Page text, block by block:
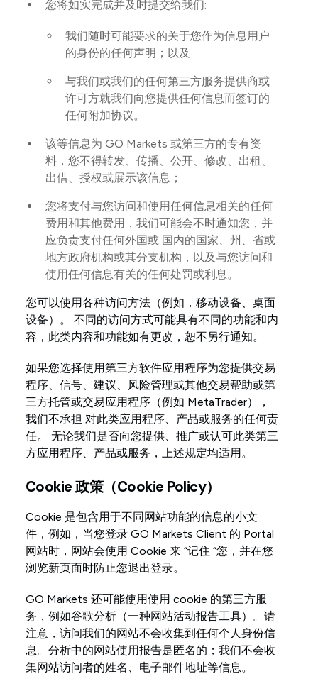
您将如实完成并及时提交给我们:
我们随时可能要求的关于您作为信息用户
的身份的任何声明；以及
与我们或我们的任何第三方服务提供商或
许可方就我们向您提供任何信息而签订的
任何附加协议。
该等信息为 GO Markets 或第三方的专有资
料，您不得转发、传播、公开、修改、出租、
出借、授权或展示该信息；
您将支付与您访问和使用任何信息相关的任何
费用和其他费用，我们可能会不时通知您，并
应负责支付任何外国或 国内的国家、州、省或
地方政府机构或其分支机构，以及与您访问和
使用任何信息有关的任何处罚或利息。
您可以使用各种访问方法（例如，移动设备、桌面
设备）。 不同的访问方式可能具有不同的功能和内
容，此类内容和功能如有更改，恕不另行通知。
如果您选择使用第三方软件应用程序为您提供交易
程序、信号、建议、风险管理或其他交易帮助或第
三方托管或交易应用程序（例如 MetaTrader），
我们不承担 对此类应用程序、产品或服务的任何责
任。 无论我们是否向您提供、推广或认可此类第三
方应用程序、产品或服务，上述规定均适用。
Cookie 政策（Cookie Policy）
Cookie 是包含用于不同网站功能的信息的小文
件，例如，当您登录 GO Markets Client 的 Portal
网站时，网站会使用 Cookie 来 “记住 “您，并在您
浏览新页面时防止您退出登录。
GO Markets 还可能使用使用 cookie 的第三方服
务，例如谷歌分析（一种网站活动报告工具）。请
注意，访问我们的网站不会收集到任何个人身份信
息。分析中的网站使用报告是匿名的；我们不会收
集网站访问者的姓名、电子邮件地址等信息。